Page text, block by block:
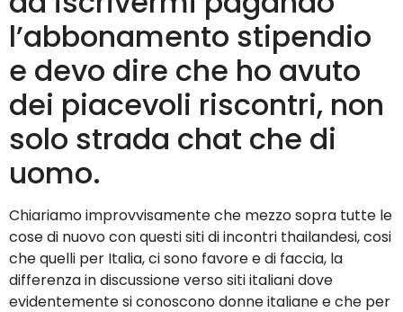
l’abbonamento stipendio
e devo dire che ho avuto
dei piacevoli riscontri, non
solo strada chat che di
uomo.
Chiariamo improvvisamente che mezzo sopra tutte le
cose di nuovo con questi siti di incontri thailandesi, cosi
che quelli per Italia, ci sono favore e di faccia, la
differenza in discussione verso siti italiani dove
evidentemente si conoscono donne italiane e che per